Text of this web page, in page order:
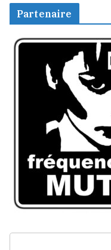
Partenaire